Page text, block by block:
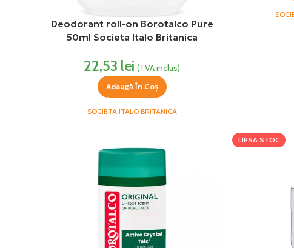
Deodorant roll-on Borotalco Pure
50ml Societa Italo Britanica
22,53 lei (TVA inclus)
Adaugă În Coș
SOCIETA ITALO BRITANICA
LIPSA STOC